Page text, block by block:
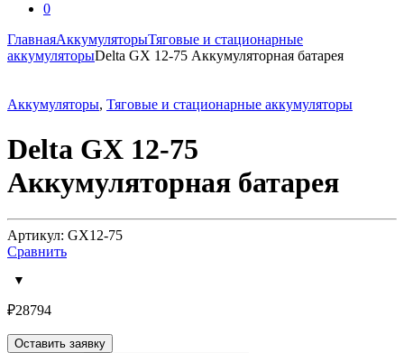
0
ГлавнаяАккумуляторыТяговые и стационарные
аккумуляторыDelta GX 12-75 Аккумуляторная батарея
Аккумуляторы, Тяговые и стационарные аккумуляторы
Delta GX 12-75
Аккумуляторная батарея
Артикул: GX12-75
Сравнить
₽28794
Оставить заявку